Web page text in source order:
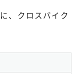
、クロスバイク